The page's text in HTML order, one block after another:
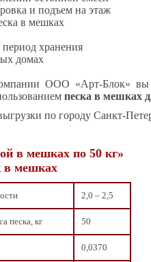
и подъем на этаж
в мешках
период хранения
домах
ООО «Арт-Блок» вы
песка в мешках
по городу Санкт-
в мешках по 50 кг»
в мешках
2,0 – 2,5
песка, кг 50
0,0370